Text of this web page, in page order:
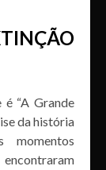
“A Grande
da história